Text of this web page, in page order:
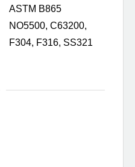
ASTM B865
NO5500, C63200,
F304, F316, SS321